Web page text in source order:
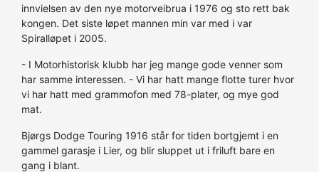
innvielsen av den nye motorveibrua i 1976 og sto rett bak
kongen. Det siste løpet mannen min var med i var
Spiralløpet i 2005.
- I Motorhistorisk klubb har jeg mange gode venner som
har samme interessen. - Vi har hatt mange flotte turer hvor
vi har hatt med grammofon med 78-plater, og mye god
mat.
Bjørgs Dodge Touring 1916 står for tiden bortgjemt i en
gammel garasje i Lier, og blir sluppet ut i friluft bare en
gang i blant.